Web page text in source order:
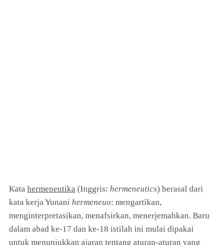
Kata hermeneutika (Inggris: hermeneutics) berasal dari
kata kerja Yunani hermeneuo: mengartikan,
menginterpretasikan, menafsirkan, menerjemahkan. Baru
dalam abad ke-17 dan ke-18 istilah ini mulai dipakai
untuk menunjukkan ajaran tentang aturan-aturan yang